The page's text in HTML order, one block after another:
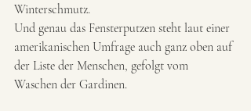
Winterschmutz.
Und genau das Fensterputzen steht laut einer
amerikanischen Umfrage auch ganz oben auf
der Liste der Menschen, gefolgt vom
Waschen der Gardinen.